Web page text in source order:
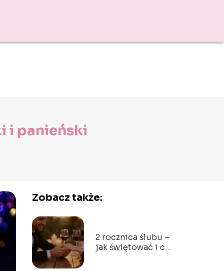
i panieński
Zobacz także:
2 rocznica ślubu –
jak świętować i co